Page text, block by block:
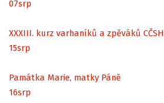
07srp
XXXIII. kurz varhaníků a zpěváků CČSH
15srp
Památka Marie, matky Páně
16srp